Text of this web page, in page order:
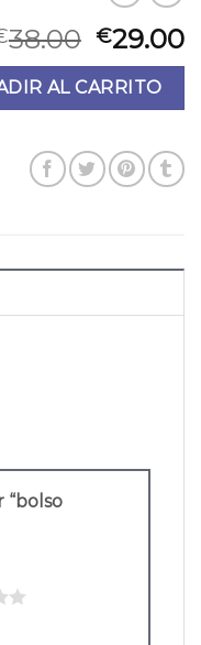
38.00 €29.00
AL CARRITO
“bolso